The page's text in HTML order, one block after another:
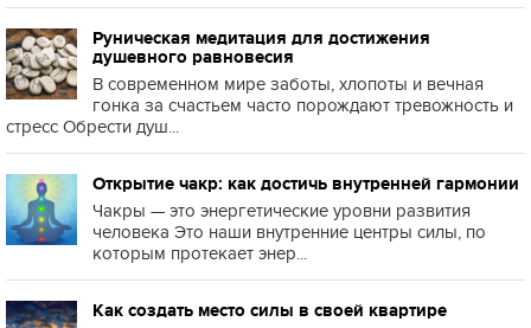
Руническая медитация для достижения
душевного равновесия
В современном мире заботы, хлопоты и вечная
гонка за счастьем часто порождают тревожность и
стресс Обрести душ...
Открытие чакр: как достичь внутренней гармонии
Чакры — это энергетические уровни развития
человека Это наши внутренние центры силы, по
которым протекает энер...
Как создать место силы в своей квартире